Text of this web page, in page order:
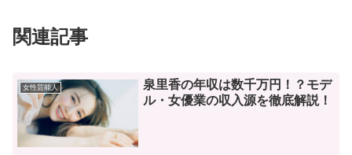
関連記事
女性芸能人
泉里香の年収は数千万円！？モデ
ル・女優業の収入源を徹底解説！